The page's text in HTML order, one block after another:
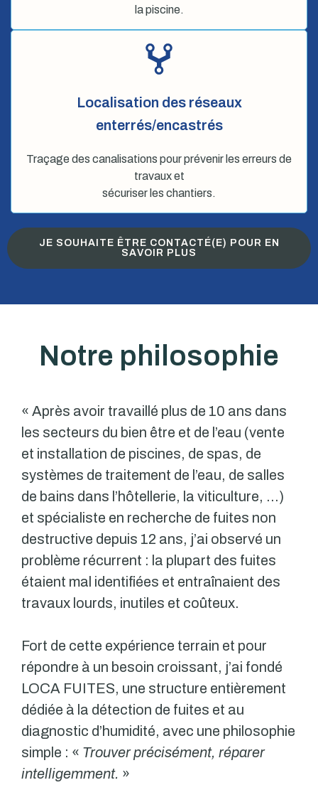
la piscine.
Localisation des réseaux
enterrés/encastrés
Traçage des canalisations pour prévenir les erreurs de
travaux et
sécuriser les chantiers.
JE SOUHAITE ÊTRE CONTACTÉ(E) POUR EN
SAVOIR PLUS
Notre philosophie
« Après avoir travaillé plus de 10 ans dans
les secteurs du bien être et de l’eau (vente
et installation de piscines, de spas, de
systèmes de traitement de l’eau, de salles
de bains dans l’hôtellerie, la viticulture, …)
et spécialiste en recherche de fuites non
destructive depuis 12 ans, j’ai observé un
problème récurrent : la plupart des fuites
étaient mal identifiées et entraînaient des
travaux lourds, inutiles et coûteux.
Fort de cette expérience terrain et pour
répondre à un besoin croissant, j’ai fondé
LOCA FUITES, une structure entièrement
dédiée à la détection de fuites et au
diagnostic d’humidité, avec une philosophie
simple : « Trouver précisément, réparer
intelligemment. »